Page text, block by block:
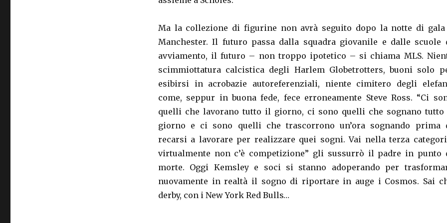
Ma la collezione di figurine non avrà seguito dopo la notte di gala
Manchester. Il futuro passa dalla squadra giovanile e dalle scuole
avviamento, il futuro – non troppo ipotetico – si chiama MLS.
scimmiottatura calcistica degli Harlem Globetrotters, buoni solo
esibirsi in acrobazie autoreferenziali, niente cimitero degli
come, seppur in buona fede, fece erroneamente Steve Ross. “Ci
quelli che lavorano tutto il giorno, ci sono quelli che sognano
giorno e ci sono quelli che trascorrono un’ora sognando prima
recarsi a lavorare per realizzare quei sogni. Vai nella terza
virtualmente non c’è competizione” gli sussurrò il padre in punto
morte. Oggi Kemsley e soci si stanno adoperando per
nuovamente in realtà il sogno di riportare in auge i Cosmos. Sai
derby, con i New York Red Bulls…